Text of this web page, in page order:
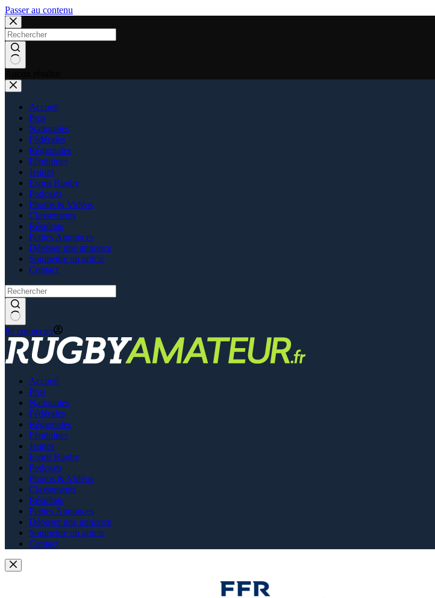
Passer au contenu
Accueil
Pros
Nationales
Fédérales
Régionales
Féminines
Jeunes
Esprit Rugby
Podcasts
Photos & Vidéos
Classements
Résultats
Petites Annonces
Déposer une annonce
Soumettre un article
Contact
Se connecter
Accueil
Pros
Nationales
Fédérales
Régionales
Féminines
Jeunes
Esprit Rugby
Podcasts
Photos & Vidéos
Classements
Résultats
Petites Annonces
Déposer une annonce
Soumettre un article
Contact